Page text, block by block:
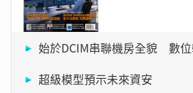
始於DCIM串聯機房全貌 數
超級模型預示未來資安